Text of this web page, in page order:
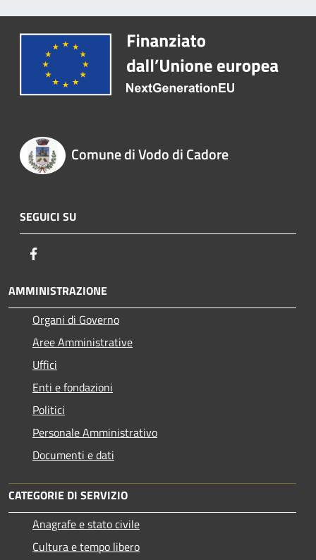
Comune di Vodo di Cadore
SEGUICI SU
AMMINISTRAZIONE
Organi di Governo
Aree Amministrative
Uffici
Enti e fondazioni
Politici
Personale Amministrativo
Documenti e dati
CATEGORIE DI SERVIZIO
Anagrafe e stato civile
Cultura e tempo libero